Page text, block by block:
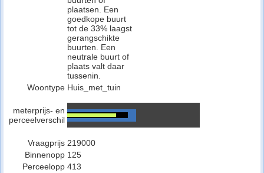
plaatsen. Een
goedkope buurt
tot de 33% laagst
gerangschikte
buurten. Een
neutrale buurt of
plaats valt daar
tussenin.
Woontype Huis_met_tuin
meterprijs- en
perceelverschil
Vraagprijs 219000
Binnenopp 125
Perceelopp 413